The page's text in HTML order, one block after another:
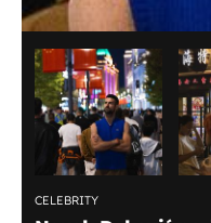
CELEBRITY